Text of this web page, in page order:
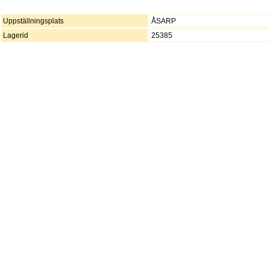
Uppställningsplats
ÅSARP
Lagerid
25385